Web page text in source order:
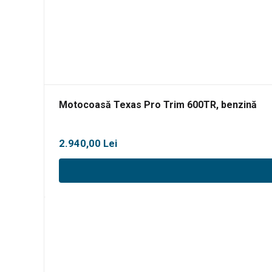
Motocoasă Texas Pro Trim 600TR, benzină
2.940,00 Lei